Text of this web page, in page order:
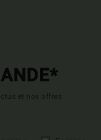
et nos offres